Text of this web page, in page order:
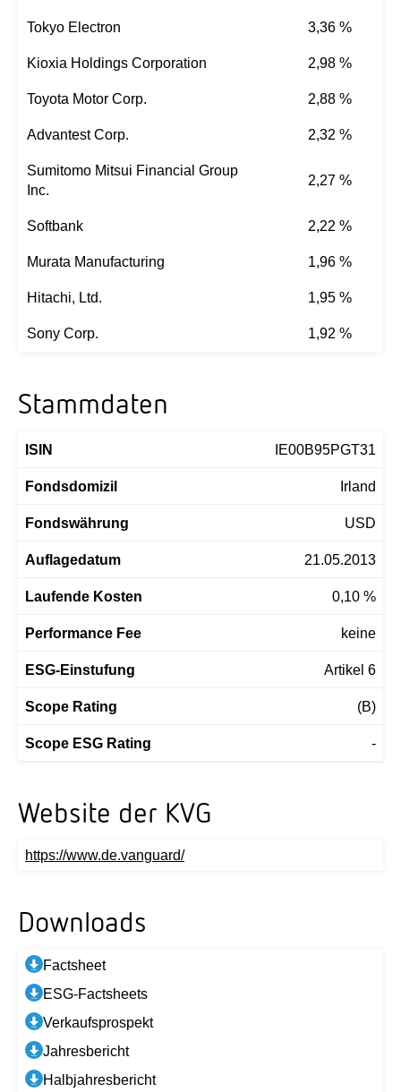
Tokyo Electron 3,36 %
Kioxia Holdings Corporation 2,98 %
Toyota Motor Corp. 2,88 %
Advantest Corp. 2,32 %
Sumitomo Mitsui Financial Group
Inc.
2,27 %
Softbank 2,22 %
Murata Manufacturing 1,96 %
Hitachi, Ltd. 1,95 %
Sony Corp. 1,92 %
Stammdaten
ISIN IE00B95PGT31
Fondsdomizil Irland
Fondswährung USD
Auflagedatum 21.05.2013
Laufende Kosten 0,10 %
Performance Fee keine
ESG-Einstufung Artikel 6
Scope Rating (B)
Scope ESG Rating -
Website der KVG
https://www.de.vanguard/
Downloads
Factsheet
ESG-Factsheets
Verkaufsprospekt
Jahresbericht
Halbjahresbericht